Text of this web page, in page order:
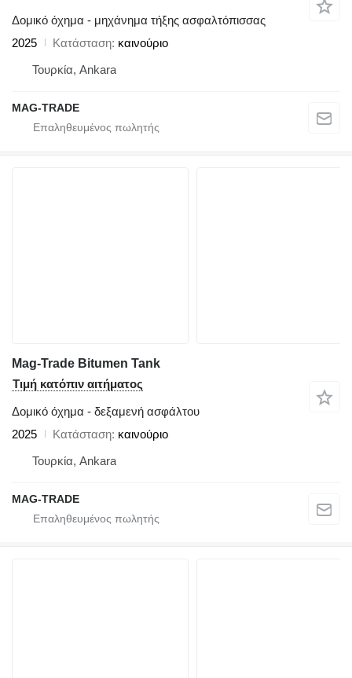
Δομικό όχημα - μηχάνημα τήξης ασφαλτόπισσας
2025
Κατάσταση καινούριο
Τουρκία, Ankara
MAG-TRADE
Mag-Trade Bitumen Tank
Τιμή κατόπιν αιτήματος
Δομικό όχημα - δεξαμενή ασφάλτου
2025
Κατάσταση καινούριο
Τουρκία, Ankara
MAG-TRADE